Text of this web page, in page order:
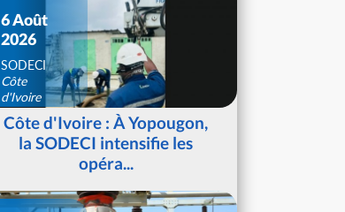
6 Août
2026
SODECI
Côte
d'Ivoire
Côte d'Ivoire : À Yopougon,
la SODECI intensifie les
opéra...